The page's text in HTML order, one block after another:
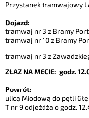
Przystanek tramwajowy
Dojazd:
tramwaj nr 3 z Bramy
tramwaj nr 10 z Bramy
tramwaj nr 3 z
ZŁAZ NA MECIE: godz.
Powrót:
ulicą Miodową do pętli
T nr 9 odjeżdża o godz.